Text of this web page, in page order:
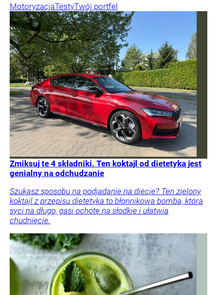
MotoryzacjaTestyTwój portfel
Zmiksuj te 4 składniki. Ten koktajl od dietetyka jest
genialny na odchudzanie
Szukasz sposobu na podjadanie na diecie? Ten zielony
koktajl z przepisu dietetyka to błonnikowa bomba, która
syci na długo, gasi ochotę na słodkie i ułatwia
chudnięcie.